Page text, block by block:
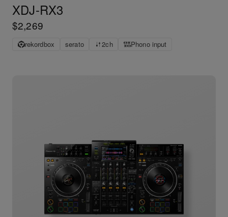
XDJ-RX3
$2,269
rekordbox serato 2ch Phono input